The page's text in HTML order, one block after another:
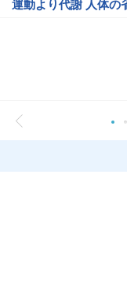
運動より代謝 人体の